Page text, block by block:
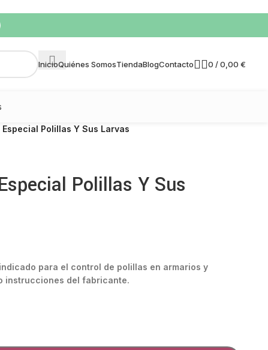
InicioQuiénes SomosTiendaBlogContacto 0 /0,00 €
Polillas Y Sus Larvas
Polillas Y Sus
para el control de polillas en armarios y
instrucciones del fabricante.